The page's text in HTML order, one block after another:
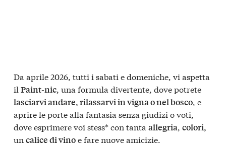
Da aprile 2026, tutti i sabati e domeniche, vi aspetta
il Paint-nic, una formula divertente, dove potrete
lasciarvi andare, rilassarvi in vigna o nel bosco, e
aprire le porte alla fantasia senza giudizi o voti,
dove esprimere voi stess* con tanta allegria, colori,
un calice di vinoe fare nuove amicizie.